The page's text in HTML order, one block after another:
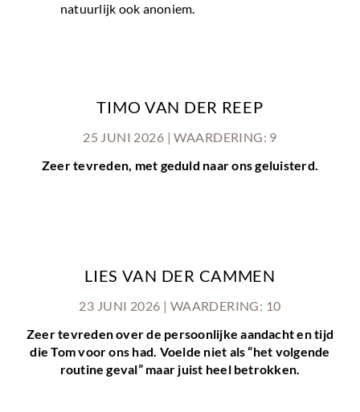
natuurlijk ook anoniem.
TIMO VAN DER REEP
25 JUNI 2026 | WAARDERING: 9
Zeer tevreden, met geduld naar ons geluisterd.
LIES VAN DER CAMMEN
23 JUNI 2026 | WAARDERING: 10
Zeer tevreden over de persoonlijke aandacht en tijd
die Tom voor ons had. Voelde niet als “het volgende
routine geval” maar juist heel betrokken.